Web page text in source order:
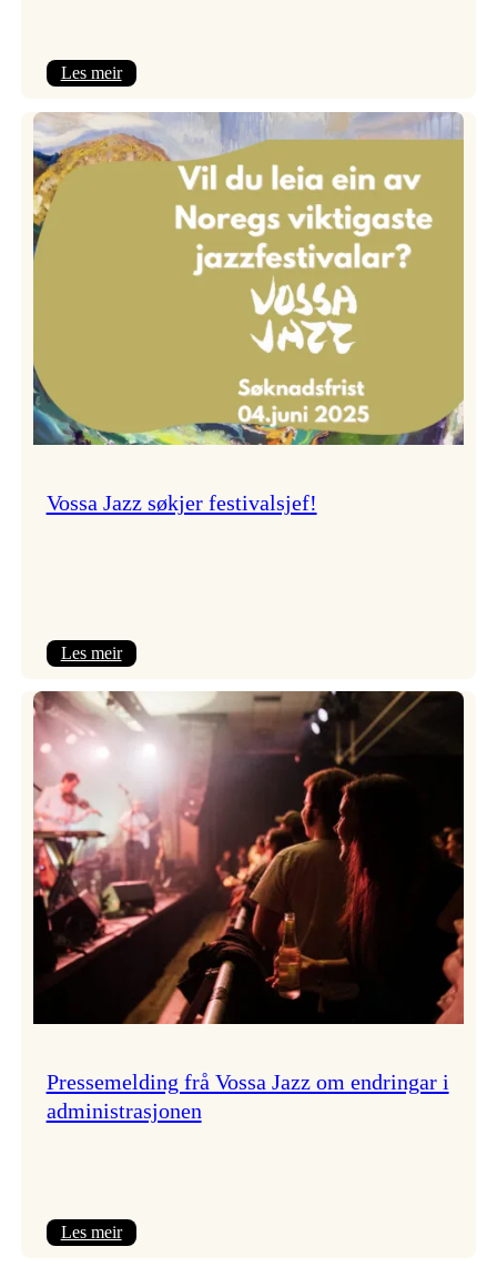
Les meir:
Vossa Jazz søkjer festivalsjef!
Les meir:
Jazz
søkjer
Pressemelding frå Vossa Jazz om endringar i
administrasjonen
Les meir: